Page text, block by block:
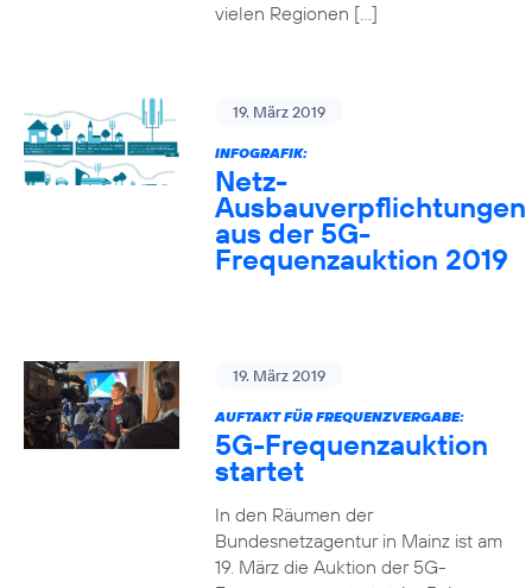
vielen Regionen […]
19. März 2019
INFOGRAFIK:
Netz-
Ausbauverpflichtungen
aus der 5G-
Frequenzauktion 2019
19. März 2019
AUFTAKT FÜR FREQUENZVERGABE:
5G-Frequenzauktion
startet
In den Räumen der
Bundesnetzagentur in Mainz ist am
19. März die Auktion der 5G-